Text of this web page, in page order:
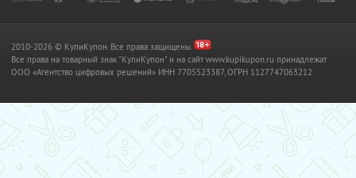
2010-2026 © КупиКупон. Все права защищены.
Все права на товарный знак "КупиКупон" и на сайт www.kupikupon.ru принадлежат
OOO «Агентство цифровых решений» ИНН 7705523387, ОГРН 1127747063212